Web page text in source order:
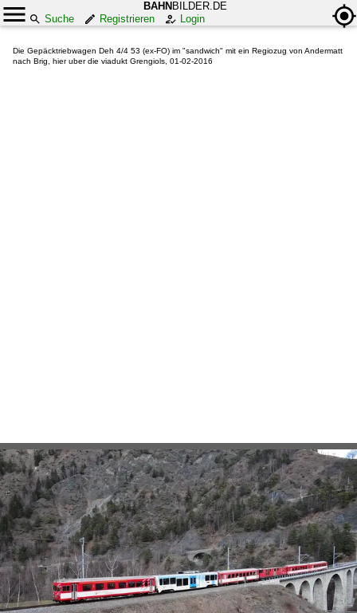
BAHN BILDER.DE
Suche
Registrieren Login
Die Gepäcktriebwagen Deh 4/4 53 (ex-FO) im "sandwich" mit ein Regiozug von Andermatt
nach Brig, hier uber die viadukt Grengiols, 01-02-2016